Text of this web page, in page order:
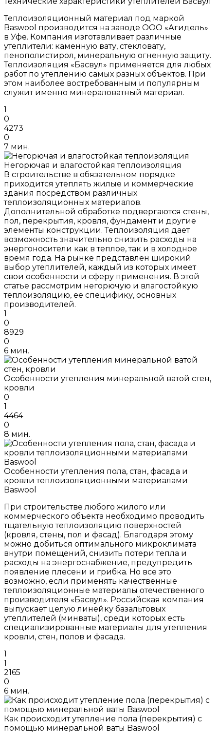
Теплоизоляционный материал под маркой
Baswool производится на заводе ООО «Агидель»
в Уфе. Компания изготавливает различные
утеплители: каменную вату, стекловату,
пенополистирол, минеральную огненную защиту.
Теплоизоляция «Басвул» применяется для любых
работ по утеплению самых разных объектов. При
этом наиболее востребованным и популярным
служит именно минераловатный материал.
1
0
4273
0
7 мин.
Негорючая и влагостойкая теплоизоляция
В строительстве в обязательном порядке
приходится утеплять жилые и коммерческие
здания посредством различных
теплоизоляционных материалов.
Дополнительной обработке подвергаются стены,
пол, перекрытия, кровля, фундамент и другие
элементы конструкции. Теплоизоляция дает
возможность значительно снизить расходы на
энергоносители как в теплое, так и в холодное
время года. На рынке представлен широкий
выбор утеплителей, каждый из которых имеет
свои особенности и сферу применения. В этой
статье рассмотрим негорючую и влагостойкую
теплоизоляцию, ее специфику, основных
производителей.
1
0
8929
0
6 мин.
Особенности утепления минеральной ватой стен,
кровли
0
1
4464
0
8 мин.
Особенности утепления пола, стан, фасада и
кровли теплоизоляционными материалами
Baswool
При строительстве любого жилого или
коммерческого объекта необходимо проводить
тщательную теплоизоляцию поверхностей
(кровля, стены, пол и фасад). Благодаря этому
можно добиться оптимального микроклимата
внутри помещений, снизить потери тепла и
расходы на энергоснабжение, предупредить
появление плесени и грибка. Но все это
возможно, если применять качественные
теплоизоляционные материалы отечественного
производителя «Басвул». Российская компания
выпускает целую линейку базальтовых
утеплителей (минваты), среди которых есть
специализированные материалы для утепления
кровли, стен, полов и фасада.
1
1
2165
0
6 мин.
Как происходит утепление пола (перекрытия) с
помощью минеральной ваты Baswool